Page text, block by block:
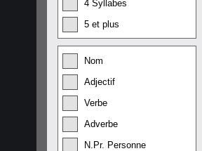
4 Syllabes
5 et plus
Nom
Adjectif
Verbe
Adverbe
N.Pr. Personne